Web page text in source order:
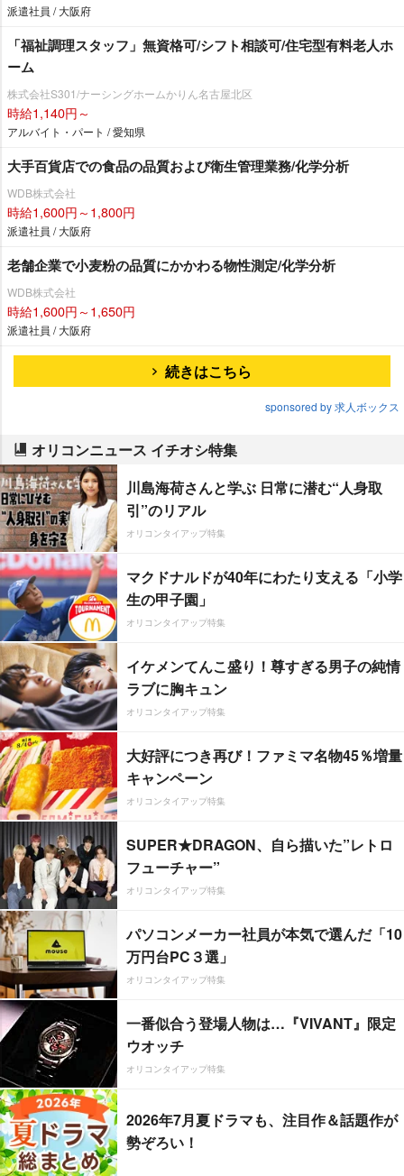
派遣社員 / 大阪府
「福祉調理スタッフ」無資格可/シフト相談可/住宅型有料老人ホ
ーム
株式会社S301/ナーシングホームかりん名古屋北区
時給1,140円～
アルバイト・パート / 愛知県
大手百貨店での食品の品質および衛生管理業務/化学分析
WDB株式会社
時給1,600円～1,800円
派遣社員 / 大阪府
老舗企業で小麦粉の品質にかかわる物性測定/化学分析
WDB株式会社
時給1,600円～1,650円
派遣社員 / 大阪府
続きはこちら
sponsored by 求人ボックス
オリコンニュース イチオシ特集
川島海荷さんと学ぶ 日常に潜む“人身取
引”のリアル
オリコンタイアップ特集
マクドナルドが40年にわたり支える「小学
生の甲子園」
オリコンタイアップ特集
イケメンてんこ盛り！尊すぎる男子の純情
ラブに胸キュン
オリコンタイアップ特集
大好評につき再び！ファミマ名物45％増量
キャンペーン
オリコンタイアップ特集
SUPER★DRAGON、自ら描いた”レトロ
フューチャー”
オリコンタイアップ特集
パソコンメーカー社員が本気で選んだ「10
万円台PC３選」
オリコンタイアップ特集
一番似合う登場人物は…『VIVANT』限定
ウオッチ
オリコンタイアップ特集
2026年7月夏ドラマも、注目作＆話題作が
勢ぞろい！